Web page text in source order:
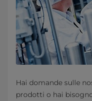
Hai domande sulle
prodotti o hai